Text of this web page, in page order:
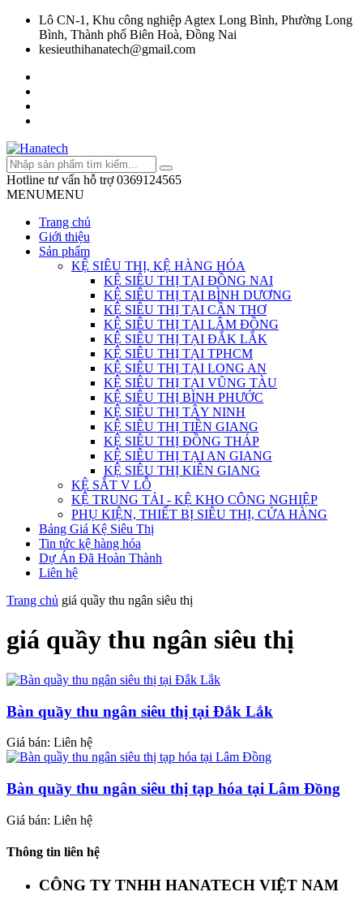
Lô CN-1, Khu công nghiệp Agtex Long Bình, Phường Long
Bình, Thành phố Biên Hoà, Đồng Nai
kesieuthihanatech@gmail.com
Hotline tư vấn hỗ trợ 0369124565
MENUMENU
Trang chủ
Giới thiệu
Sản phẩm
KỆ SIÊU THỊ, KỆ HÀNG HÓA
KỆ SIÊU THỊ TẠI ĐỒNG NAI
KỆ SIÊU THỊ TẠI BÌNH DƯƠNG
KỆ SIÊU THỊ TẠI CẦN THƠ
KỆ SIÊU THỊ TẠI LÂM ĐỒNG
KỆ SIÊU THỊ TẠI ĐẮK LẮK
KỆ SIÊU THỊ TẠI TPHCM
KỆ SIÊU THỊ TẠI LONG AN
KỆ SIÊU THỊ TẠI VŨNG TÀU
KỆ SIÊU THỊ BÌNH PHƯỚC
KỆ SIÊU THỊ TÂY NINH
KỆ SIÊU THỊ TIỀN GIANG
KỆ SIÊU THỊ ĐỒNG THÁP
KỆ SIÊU THỊ TẠI AN GIANG
KỆ SIÊU THỊ KIÊN GIANG
KỆ SẮT V LỖ
KỆ TRUNG TẢI - KỆ KHO CÔNG NGHIỆP
PHỤ KIỆN, THIẾT BỊ SIÊU THỊ, CỬA HÀNG
Bảng Giá Kệ Siêu Thị
Tin tức kệ hàng hóa
Dự Án Đã Hoàn Thành
Liên hệ
Trang chủ giá quầy thu ngân siêu thị
giá quầy thu ngân siêu thị
Bàn quầy thu ngân siêu thị tại Đắk Lắk
Giá bán: Liên hệ
Bàn quầy thu ngân siêu thị tạp hóa tại Lâm Đồng
Giá bán: Liên hệ
Thông tin liên hệ
CÔNG TY TNHH HANATECH VIỆT NAM